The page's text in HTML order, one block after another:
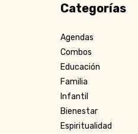
Categorías
Agendas
Combos
Educación
Familia
Infantil
Bienestar
Espiritualidad